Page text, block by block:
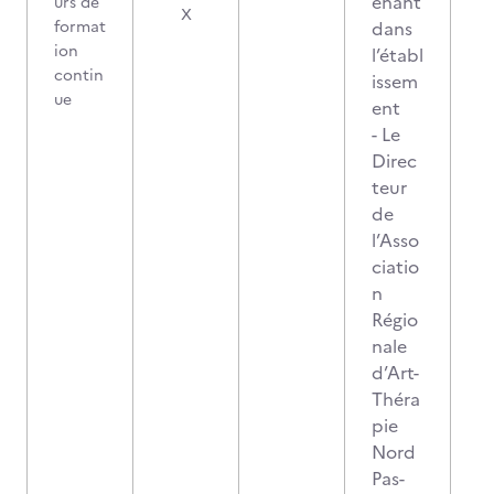
format
ion
contin
ue
X
dans
l’établ
issem
ent
- Le
Direc
teur
de
l’Asso
ciatio
n
Régio
nale
d’Art-
Théra
pie
Nord
Pas-